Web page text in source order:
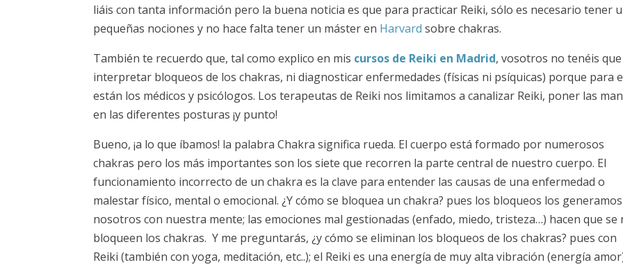
liáis con tanta información pero la buena noticia es que para practicar Reiki, sólo es necesario tener
pequeñas nociones y no hace falta tener un máster en Harvardsobre chakras.
También te recuerdo que, tal como explico en mis cursos de Reiki en Madrid, vosotros no tenéis que
interpretar bloqueos de los chakras, ni diagnosticar enfermedades (físicas ni psíquicas) porque para
están los médicos y psicólogos. Los terapeutas de Reiki nos limitamos a canalizar Reiki, poner las
en las diferentes posturas ¡y punto!
Bueno, ¡a lo que íbamos! la palabra Chakra significa rueda. El cuerpo está formado por numerosos
chakras pero los más importantes son los siete que recorren la parte central de nuestro cuerpo. El
funcionamiento incorrecto de un chakra es la clave para entender las causas de una enfermedad o
malestar físico, mental o emocional. ¿Y cómo se bloquea un chakra? pues los bloqueos los generamos
nosotros con nuestra mente; las emociones mal gestionadas (enfado, miedo, tristeza…) hacen que se
bloqueen los chakras. Y me preguntarás, ¿y cómo se eliminan los bloqueos de los chakras? pues con
Reiki (también con yoga, meditación, etc..); el Reiki es una energía de muy alta vibración (energía